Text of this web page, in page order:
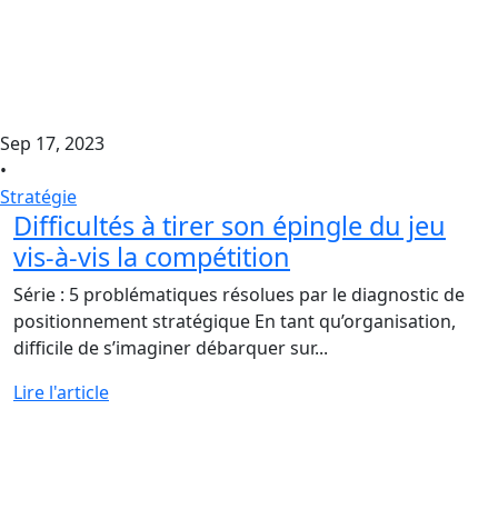
Sep 17, 2023
•
Stratégie
Difficultés à tirer son épingle du jeu
vis-à-vis la compétition
Série : 5 problématiques résolues par le diagnostic de
positionnement stratégique En tant qu’organisation,
difficile de s’imaginer débarquer sur...
Lire l'article